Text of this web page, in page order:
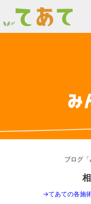
ブログ
→てあての各施